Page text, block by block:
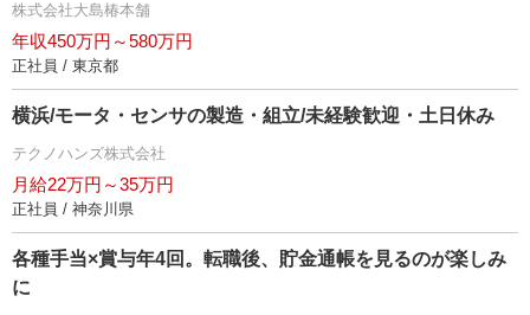
株式会社大島椿本舗
年収450万円～580万円
正社員 / 東京都
横浜/モータ・センサの製造・組立/未経験歓迎・土日休み
テクノハンズ株式会社
月給22万円～35万円
正社員 / 神奈川県
各種手当×賞与年4回。転職後、貯金通帳を見るのが楽しみ
に